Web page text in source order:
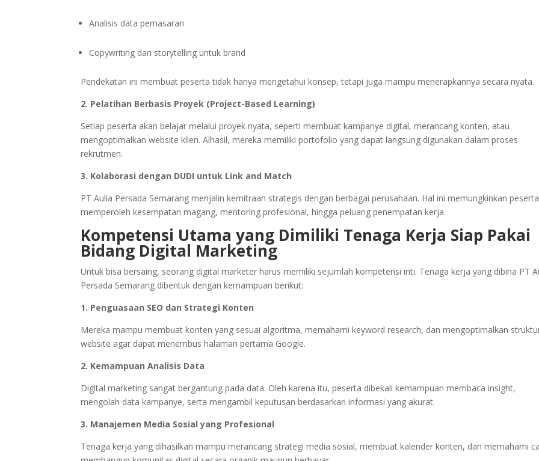
Analisis data pemasaran
Copywriting dan storytelling untuk brand
Pendekatan ini membuat peserta tidak hanya mengetahui konsep, tetapi juga mampu menerapkannya secara nyata.
2. Pelatihan Berbasis Proyek (Project-Based Learning)
Setiap peserta akan belajar melalui proyek nyata, seperti membuat kampanye digital, merancang konten, atau
mengoptimalkan website klien. Alhasil, mereka memiliki portofolio yang dapat langsung digunakan dalam proses
rekrutmen.
3. Kolaborasi dengan DUDI untuk Link and Match
PT Aulia Persada Semarang menjalin kemitraan strategis dengan berbagai perusahaan. Hal ini memungkinkan peserta
memperoleh kesempatan magang, mentoring profesional, hingga peluang penempatan kerja.
Kompetensi Utama yang Dimiliki Tenaga Kerja Siap Pakai
Bidang Digital Marketing
Untuk bisa bersaing, seorang digital marketer harus memiliki sejumlah kompetensi inti. Tenaga kerja yang dibina PT
Persada Semarang dibentuk dengan kemampuan berikut:
1. Penguasaan SEO dan Strategi Konten
Mereka mampu membuat konten yang sesuai algoritma, memahami keyword research, dan mengoptimalkan
website agar dapat menembus halaman pertama Google.
2. Kemampuan Analisis Data
Digital marketing sangat bergantung pada data. Oleh karena itu, peserta dibekali kemampuan membaca insight,
mengolah data kampanye, serta mengambil keputusan berdasarkan informasi yang akurat.
3. Manajemen Media Sosial yang Profesional
Tenaga kerja yang dihasilkan mampu merancang strategi media sosial, membuat kalender konten, dan memahami